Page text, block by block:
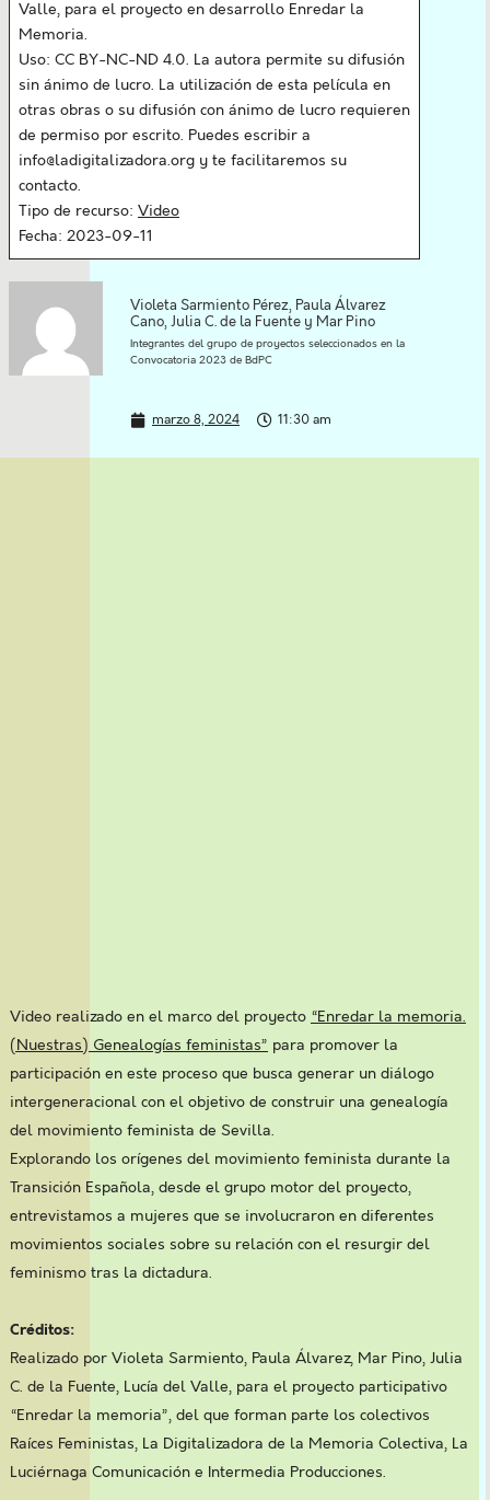
Valle, para el proyecto en desarrollo Enredar la
Memoria.
Uso: CC BY-NC-ND 4.0. La autora permite su difusión
sin ánimo de lucro. La utilización de esta película en
otras obras o su difusión con ánimo de lucro requieren
de permiso por escrito. Puedes escribir a
info@ladigitalizadora.org y te facilitaremos su
contacto.
Tipo de recurso: Video
Fecha: 2023-09-11
Violeta Sarmiento Pérez, Paula Álvarez
Cano, Julia C. de la Fuente y Mar Pino
Integrantes del grupo de proyectos seleccionados en la
Convocatoria 2023 de BdPC
marzo 8, 2024 11:30 am
Video realizado en el marco del proyecto “Enredar la memoria.
(Nuestras) Genealogías feministas” para promover la
participación en este proceso que busca generar un diálogo
intergeneracional con el objetivo de construir una genealogía
del movimiento feminista de Sevilla.
Explorando los orígenes del movimiento feminista durante la
Transición Española, desde el grupo motor del proyecto,
entrevistamos a mujeres que se involucraron en diferentes
movimientos sociales sobre su relación con el resurgir del
feminismo tras la dictadura.
Créditos:
Realizado por Violeta Sarmiento, Paula Álvarez, Mar Pino, Julia
C. de la Fuente, Lucía del Valle, para el proyecto participativo
“Enredar la memoria”, del que forman parte los colectivos
Raíces Feministas, La Digitalizadora de la Memoria Colectiva, La
Luciérnaga Comunicación e Intermedia Producciones.